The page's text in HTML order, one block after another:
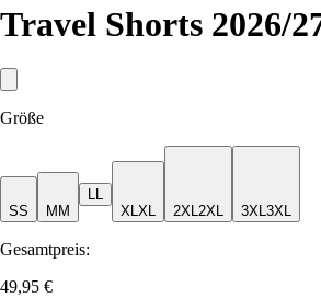
Travel Shorts 2026/
Größe
SS M M
XL XL 2XL 2XL 3XL 3XL
Gesamtpreis:
49,95 €